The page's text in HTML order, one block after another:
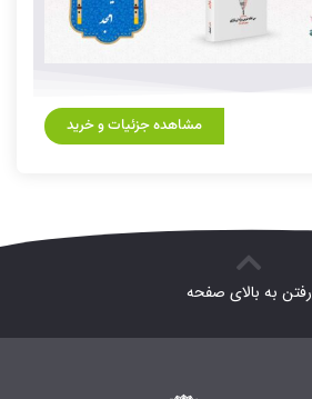
مشاهده جزئیات و خرید
رفتن به بالای صفحه